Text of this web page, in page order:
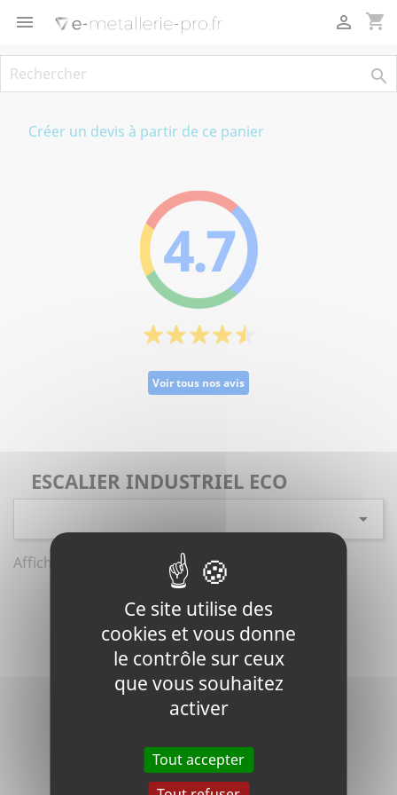
 shopping_cart


Créer un devis à partir de ce panier
4.7
Voir tous nos avis
ESCALIER INDUSTRIEL ECO

Affichage 1-1 de 1 article(s)
Ce site utilise des
cookies et vous donne
le contrôle sur ceux
que vous souhaitez
activer
Tout accepter